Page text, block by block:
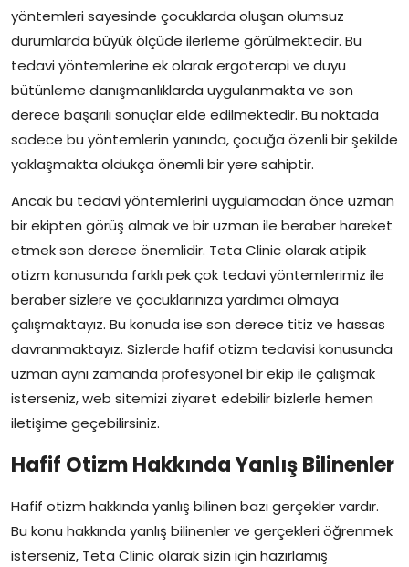
yöntemleri sayesinde çocuklarda oluşan olumsuz
durumlarda büyük ölçüde ilerleme görülmektedir. Bu
tedavi yöntemlerine ek olarak ergoterapi ve duyu
bütünleme danışmanlıklarda uygulanmakta ve son
derece başarılı sonuçlar elde edilmektedir. Bu noktada
sadece bu yöntemlerin yanında, çocuğa özenli bir şekilde
yaklaşmakta oldukça önemli bir yere sahiptir.
Ancak bu tedavi yöntemlerini uygulamadan önce uzman
bir ekipten görüş almak ve bir uzman ile beraber hareket
etmek son derece önemlidir. Teta Clinic olarak atipik
otizm konusunda farklı pek çok tedavi yöntemlerimiz ile
beraber sizlere ve çocuklarınıza yardımcı olmaya
çalışmaktayız. Bu konuda ise son derece titiz ve hassas
davranmaktayız. Sizlerde hafif otizm tedavisi konusunda
uzman aynı zamanda profesyonel bir ekip ile çalışmak
isterseniz, web sitemizi ziyaret edebilir bizlerle hemen
iletişime geçebilirsiniz.
Hafif Otizm Hakkında Yanlış Bilinenler
Hafif otizm hakkında yanlış bilinen bazı gerçekler vardır.
Bu konu hakkında yanlış bilinenler ve gerçekleri öğrenmek
isterseniz, Teta Clinic olarak sizin için hazırlamış